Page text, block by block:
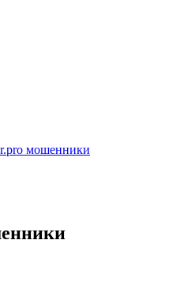
мошенники